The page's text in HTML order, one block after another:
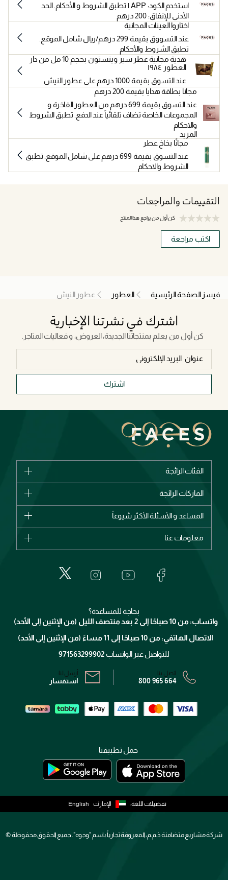
استخدم الكود: APP | تطبق الشروط و الأحكام. الحد
الأدنى للإنفاق: 200 درهم
اختاروا العينات المجانية
عند التسووق بقيمة 299 درهم/ريال شامل الموقع.
تطبق الشروط والأحكام
هدية مجانية عطر سير وينستون بحجم 10 مل من دار
العطور ١٩٨٤
عند التسوق بقيمة 1000 درهم على عطور النيش
مجانا بطاقة هدايا بقيمة 200 درهم
عند التسوق بقيمة 699 درهم من العطور الفاخرة و
المجموعات الخاصة تضاف تلقائياً عند الدفع. تطبق الشروط
والاحكام
المزيد
مجانًا بخاخ عطر
عند التسوق بقيمة 699 درهم على شامل الموقع. تطبق
الشروط والاحكام
التقييمات والمراجعات
كن أول من يراجع هذا المنتج
اكتب مراجعة
فيسز الصفحة الرئيسية العطور عطور النيش
اشترك في نشرتنا الإخبارية
كن أول من يعلم بمنتجاتنا الجديدة، العروض، و فعاليات المتاجر.
اشترك
الفئات الرائجة
الأكثر مبيعاً
اشترِ بطاقة هدية
الماركات الرائجة
بربري
إيف سان لوران
المساعد و الأسئلة الأكثر شيوعاً
الإرجاع
معلومات عنا
برنامج الولاء ميوز
الشروط و الأحكام
سياسة الخصوصية
بحاجة للمساعدة؟
واتساب: من 10 صباحًا إلى 2 بعد منتصف الليل (من الإثنين إلى الأحد)
الاتصال الهاتفي: من 10 صباحًا إلى 11 مساءً (من الإثنين إلى الأحد)
للتواصل عبر الواتساب 971563299902
اتصل بنا:
800 965 664
أرسل لنا:
استفسار
حمل تطبيقنا
تفضيلات اللغة: الإمارات English
شركة مشاريع متضامنة ذ.م.م، المعروفة تجارياً باسم "وجوه". جميع الحقوق محفوظة ©